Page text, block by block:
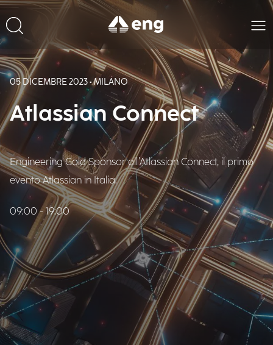
05 DICEMBRE 2023 • MILANO
Atlassian Connect
Engineering Gold Sponsor all’Atlassian Connect, il primo
evento Atlassian in Italia.
09:00 - 19:00